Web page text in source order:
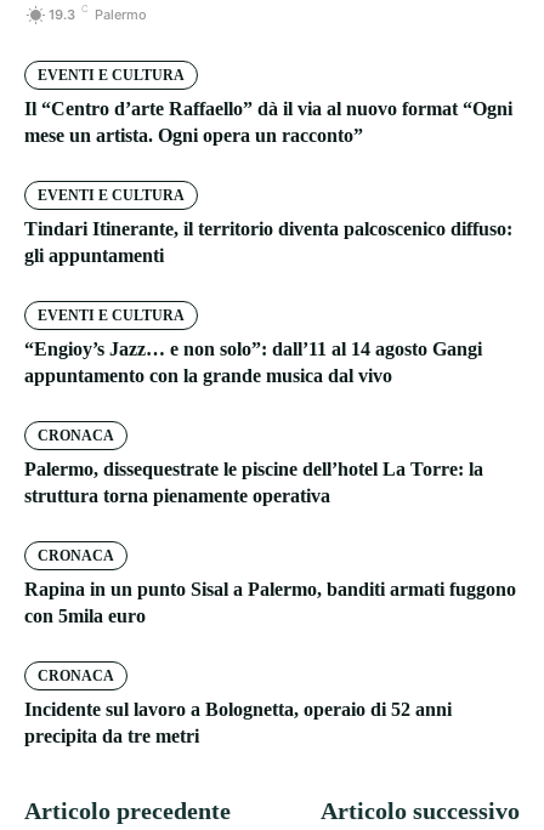
19.3 C Palermo
EVENTI E CULTURA
Il “Centro d’arte Raffaello” dà il via al nuovo format “Ogni
mese un artista. Ogni opera un racconto”
EVENTI E CULTURA
Tindari Itinerante, il territorio diventa palcoscenico diffuso:
gli appuntamenti
EVENTI E CULTURA
“Engioy’s Jazz… e non solo”: dall’11 al 14 agosto Gangi
appuntamento con la grande musica dal vivo
CRONACA
Palermo, dissequestrate le piscine dell’hotel La Torre: la
struttura torna pienamente operativa
CRONACA
Rapina in un punto Sisal a Palermo, banditi armati fuggono
con 5mila euro
CRONACA
Incidente sul lavoro a Bolognetta, operaio di 52 anni
precipita da tre metri
Articolo precedente Articolo successivo